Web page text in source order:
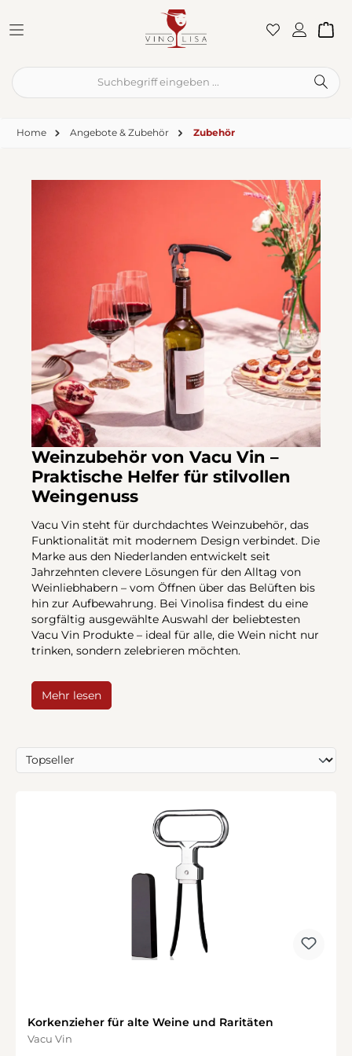
Home Angebote & Zubehör Zubehör
Weinzubehör von Vacu Vin –
Praktische Helfer für stilvollen
Weingenuss
Vacu Vin steht für durchdachtes Weinzubehör, das
Funktionalität mit modernem Design verbindet. Die
Marke aus den Niederlanden entwickelt seit
Jahrzehnten clevere Lösungen für den Alltag von
Weinliebhabern – vom Öffnen über das Belüften bis
hin zur Aufbewahrung. Bei Vinolisa findest du eine
sorgfältig ausgewählte Auswahl der beliebtesten
Vacu Vin Produkte – ideal für alle, die Wein nicht nur
trinken, sondern zelebrieren möchten.
Mehr lesen
Korkenzieher für alte Weine und Raritäten
Vacu Vin